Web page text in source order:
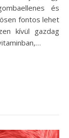
és
fontos lehet
kívül gazdag